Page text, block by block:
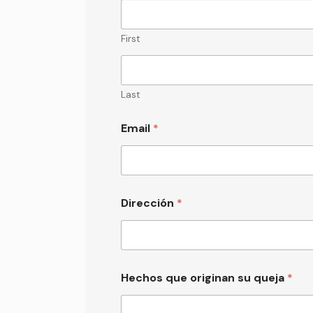
First
Last
Email *
Dirección *
Hechos que originan su queja *